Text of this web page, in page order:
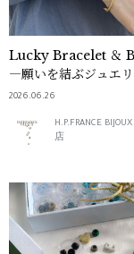
Lucky Bracelet ＆
―願いを結ぶジュエ
CAROLINA BUCCI
2026.06.26
H.P.FRANCE
店